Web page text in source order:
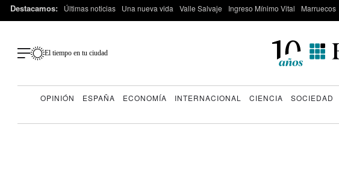
Destacamos: Últimas noticias Una nueva vida Valle Salvaje Ingreso Mínimo Vital Marruecos
El tiempo en tu ciudad
OPINIÓN ESPAÑA ECONOMÍA INTERNACIONAL CIENCIA SOCIEDAD